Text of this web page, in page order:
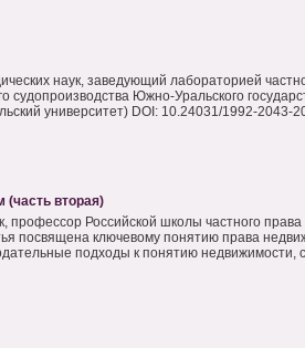
наук, заведующий лабораторией
судопроизводства Южно-Уральского
университет) DOI: 10.24031/1992-2043-
(часть вторая)
Российской школы частного права
посвящена ключевому понятию права
подходы к понятию недвижимости,